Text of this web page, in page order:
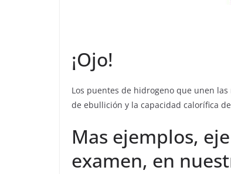
¡Ojo!
Los puentes de hidrogeno que unen
de ebullición y la capacidad calorífica
Mas ejemplos,
examen, en